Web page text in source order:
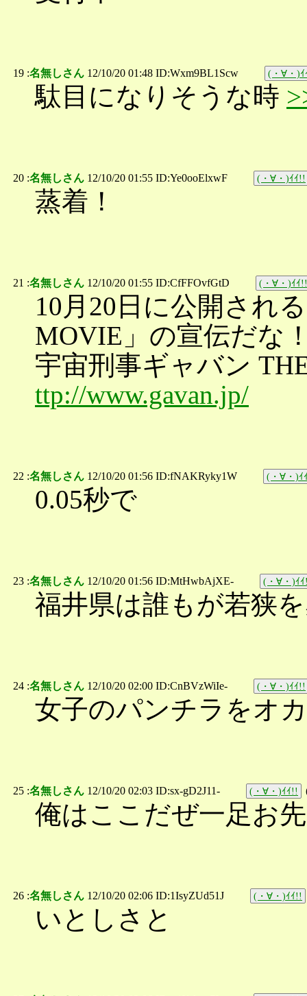
19 :名無しさん 12/10/20 01:48 ID:Wxm9BL1Scw (・∀・)
駄目になりそうな時
20 :名無しさん 12/10/20 01:55 ID:Ye0ooElxwF (・∀・)ｲｲ!!
蒸着！
21 :名無しさん 12/10/20 01:55 ID:CfFFOvfGtD (・∀・)ｲｲ!!
10月20日に公開され
MOVIE」の宣伝だな
宇宙刑事ギャバン
ttp://www.gavan.jp/
22 :名無しさん 12/10/20 01:56 ID:fNAKRyky1W (・∀・)ｲ
0.05秒で
23 :名無しさん 12/10/20 01:56 ID:MtHwbAjXE- (・∀・)ｲ
福井県は誰もが若狭
24 :名無しさん 12/10/20 02:00 ID:CnBVzWiIe- (・∀・)ｲｲ!!
女子のパンチラをオ
25 :名無しさん 12/10/20 02:03 ID:sx-gD2J11- (・∀・)ｲｲ!!
俺はここだぜ一足お先
26 :名無しさん 12/10/20 02:06 ID:1IsyZUd51J (・∀・)ｲｲ!!
いとしさと